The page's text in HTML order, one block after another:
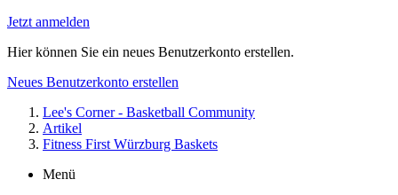
Jetzt anmelden
Hier können Sie ein neues Benutzerkonto erstellen.
Neues Benutzerkonto erstellen
Lee's Corner - Basketball Community
Artikel
Fitness First Würzburg Baskets
Menü